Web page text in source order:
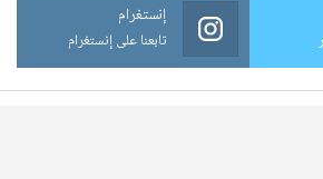
إنستغرام
تابعنا على إنستغرام